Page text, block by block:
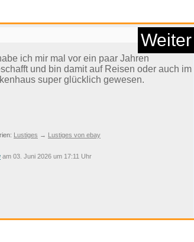
f&uu...
Weiter
ich mir mal vor ein paar Jahren
und bin damit auf Reisen oder auch im
super glücklich gewesen.
Lustiges → Lustiges von ebay
am 03. Juni 2026 um 17:11 Uhr